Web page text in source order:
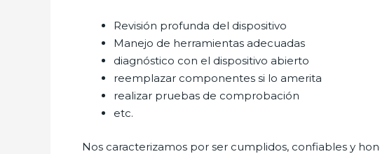
Revisión profunda del dispositivo
Manejo de herramientas adecuadas
diagnóstico con el dispositivo abierto
reemplazar componentes si lo amerita
realizar pruebas de comprobación
etc.
Nos caracterizamos por ser cumplidos, confiables y